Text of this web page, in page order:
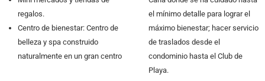
regalos.
Centro de bienestar: Centro de
belleza y spa construido
naturalmente en un gran centro
el mínimo detalle para lograr el
máximo bienestar; hacer servicio
de traslados desde el
condominio hasta el Club de
Playa.